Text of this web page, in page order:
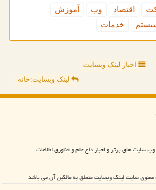
اقتصاد وب
آموزش
خدمات
اخبار لینک وبسایت
لینک وبسایت:خانه
سایت های برتر و اخبار داغ علم و فناوری اطلاعات